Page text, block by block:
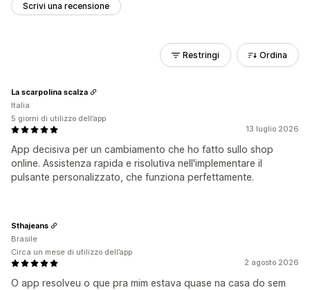
Scrivi una recensione
Restringi Ordina
13 luglio 2026
App decisiva per un cambiamento che ho fatto sullo shop
online. Assistenza rapida e risolutiva nell'implementare il
pulsante personalizzato, che funziona perfettamente.
La scarpolina scalza
Italia
5 giorni di utilizzo dell’app
2 agosto 2026
O app resolveu o que pra mim estava quase na casa do sem
Sthajeans
Brasile
Circa un mese di utilizzo dell’app